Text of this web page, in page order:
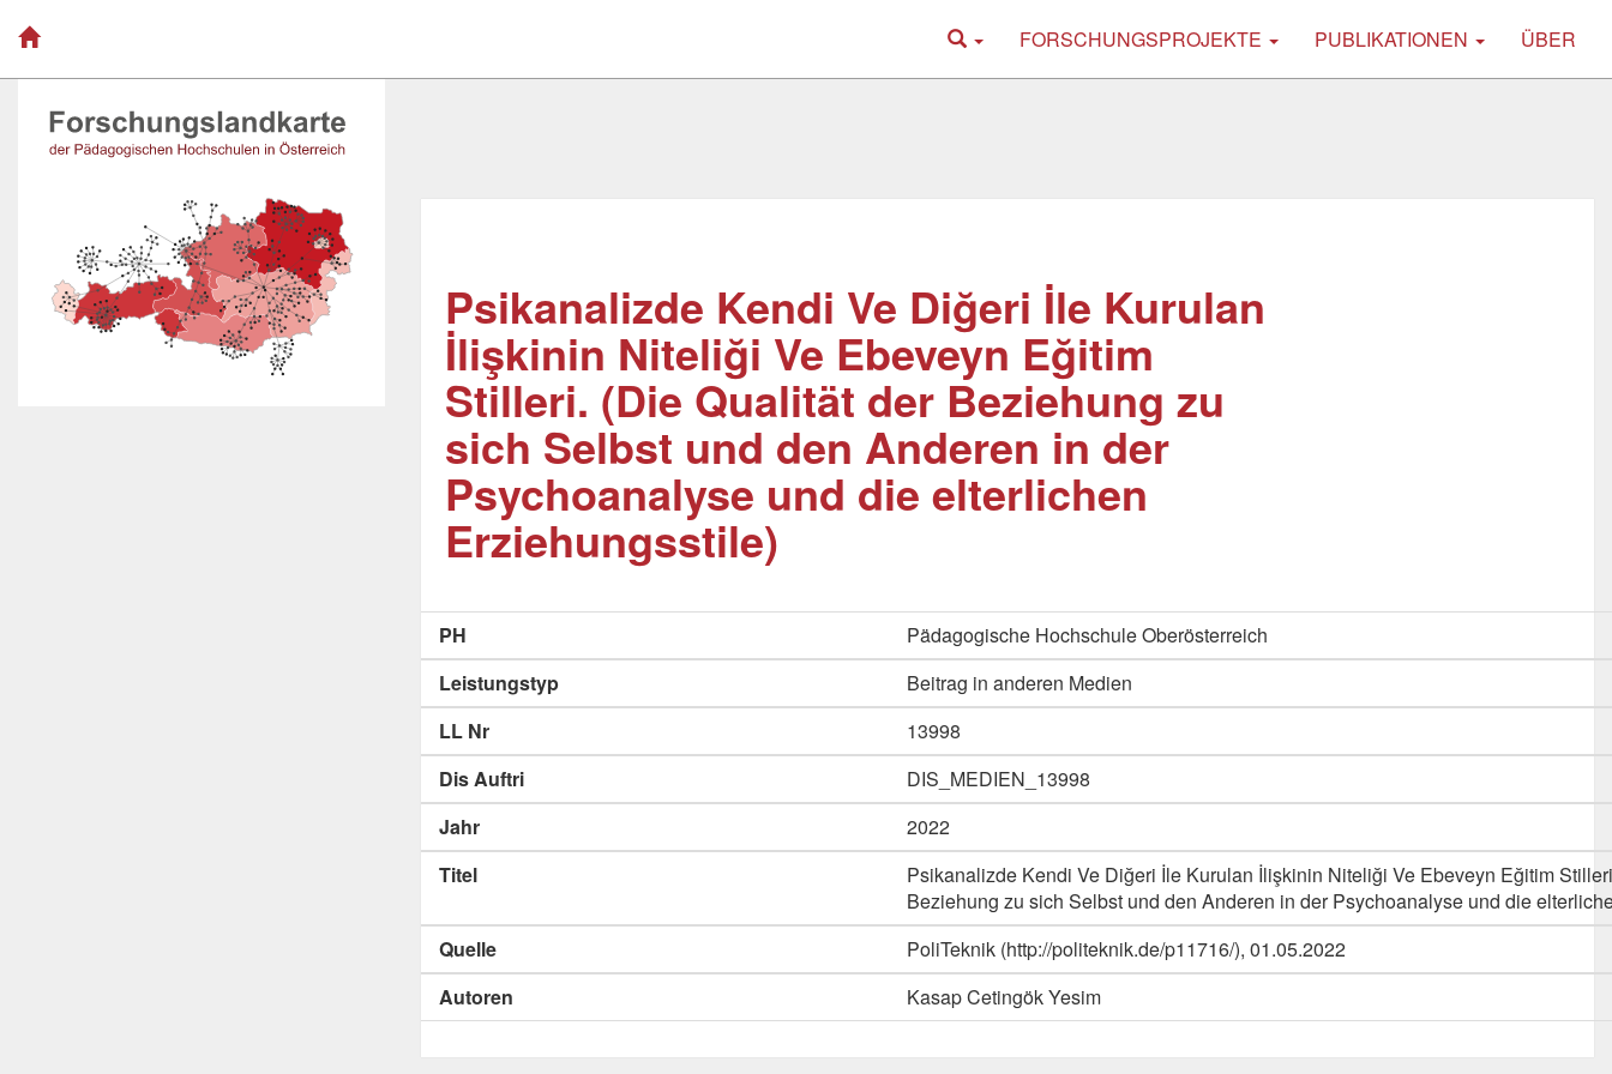
FORSCHUNGSPROJEKTE PUBLIKATIONEN ÜBER
Psikanalizde Kendi Ve Diğeri İle Kurulan
İlişkinin Niteliği Ve Ebeveyn Eğitim
Stilleri. (Die Qualität der Beziehung zu
sich Selbst und den Anderen in der
Psychoanalyse und die elterlichen
Erziehungsstile)
PH
Pädagogische Hochschule Oberösterreich
Leistungstyp
Beitrag in anderen Medien
LL Nr
13998
Dis Auftri
DIS_MEDIEN_13998
Jahr
2022
Titel
Psikanalizde Kendi Ve Diğeri İle Kurulan İlişkinin Niteliği Ve Ebeveyn Eğitim
Beziehung zu sich Selbst und den Anderen in der Psychoanalyse und die
Quelle
PoliTeknik (http://politeknik.de/p11716/), 01.05.2022
Autoren
Kasap Cetingök Yesim